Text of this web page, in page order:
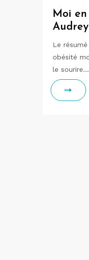
Moi
Le
obésité
le sourire…